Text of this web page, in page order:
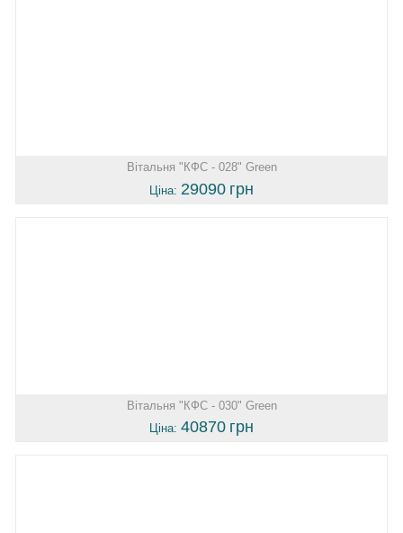
Вітальня "КФС - 028" Green
Ціна: 29090 грн
Вітальня "КФС - 030" Green
Ціна: 40870 грн